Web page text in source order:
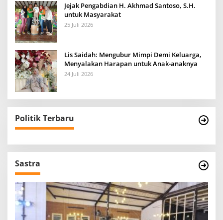
Jejak Pengabdian H. Akhmad Santoso, S.H.
untuk Masyarakat
25 Juli 2026
Lis Saidah: Mengubur Mimpi Demi Keluarga,
Menyalakan Harapan untuk Anak-anaknya
24 Juli 2026
Politik Terbaru
Sastra